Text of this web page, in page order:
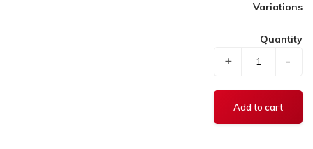
Variations
Quantity
-
+